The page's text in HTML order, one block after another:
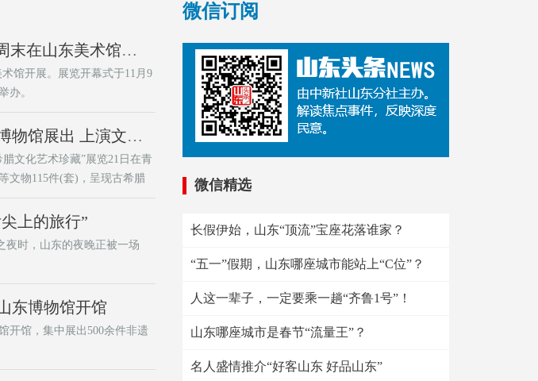
“与物为春—刘万鸣艺术展”周末在山东美术馆启幕
馆开展。展览开幕式于11月9
办。
百余件古希腊文物在青州市博物馆展出 上演文明跨时空“对话”
文化艺术珍藏”展览21日在青
文物115件(套)，呈现古希腊
上的旅行”
夜时，山东的夜晚正被一场
东博物馆开馆
开馆，集中展出500余件非遗
微信订阅
微信精选
长假伊始，山东“顶流”宝座花落谁家？
“五一”假期，山东哪座城市能站上“C位”？
人这一辈子，一定要乘一趟“齐鲁1号”！
山东哪座城市是春节“流量王”？
名人盛情推介“好客山东 好品山东”